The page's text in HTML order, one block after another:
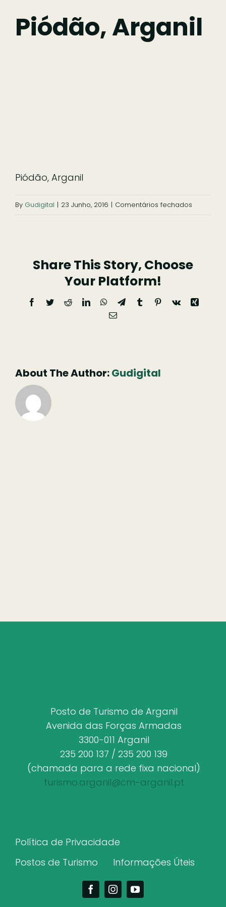
Piódão, Arganil
Piódão, Arganil
By Gudigital | 23 Junho, 2016 | Comentários fechados
Share This Story, Choose
Your Platform!
Facebook
TwitterRedditLinkedInWhatsApp
TelegramTumblrPinterest
Vk
Xing
Email
About The Author:Gudigital
Posto de Turismo de Arganil
Avenida das Forças Armadas
3300-011 Arganil
235 200 137 / 235 200 139
(chamada para a rede fixa nacional)
turismo.arganil@cm-arganil.pt
Política de Privacidade
Postos de Turismo
Informações Úteis